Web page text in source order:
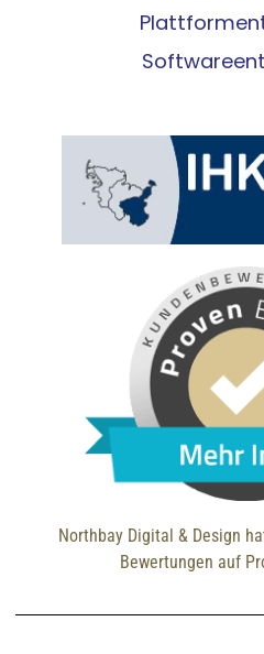
Northbay Digital & Design
Bewertungen auf